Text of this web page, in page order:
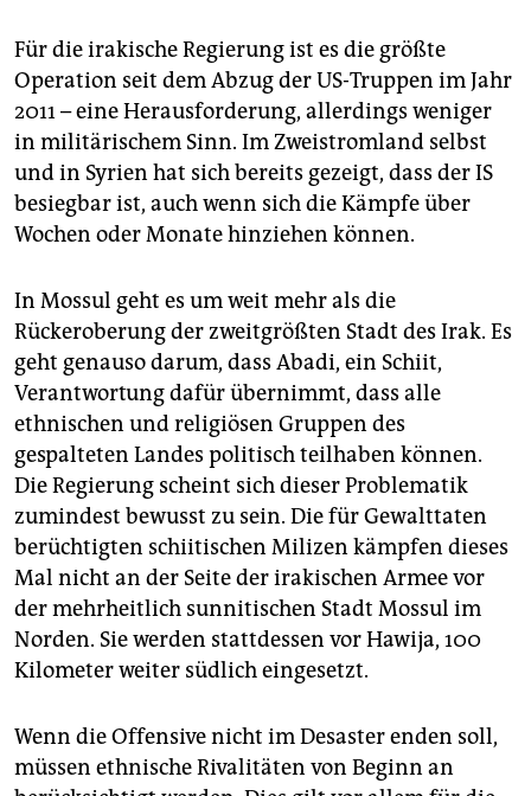
Für die irakische Regierung ist es die größte
Operation seit dem Abzug der US-Truppen im Jahr
2011 – eine Herausforderung, allerdings weniger
in militärischem Sinn. Im Zweistromland selbst
und in Syrien hat sich bereits gezeigt, dass der IS
besiegbar ist, auch wenn sich die Kämpfe über
Wochen oder Monate hinziehen können.
In Mossul geht es um weit mehr als die
Rückeroberung der zweitgrößten Stadt des Irak. Es
geht genauso darum, dass Abadi, ein Schiit,
Verantwortung dafür übernimmt, dass alle
ethnischen und religiösen Gruppen des
gespalteten Landes politisch teilhaben können.
Die Regierung scheint sich dieser Problematik
zumindest bewusst zu sein. Die für Gewalttaten
berüchtigten schiitischen Milizen kämpfen dieses
Mal nicht an der Seite der irakischen Armee vor
der mehrheitlich sunnitischen Stadt Mossul im
Norden. Sie werden stattdessen vor Hawija, 100
Kilometer weiter südlich eingesetzt.
Wenn die Offensive nicht im Desaster enden soll,
müssen ethnische Rivalitäten von Beginn an